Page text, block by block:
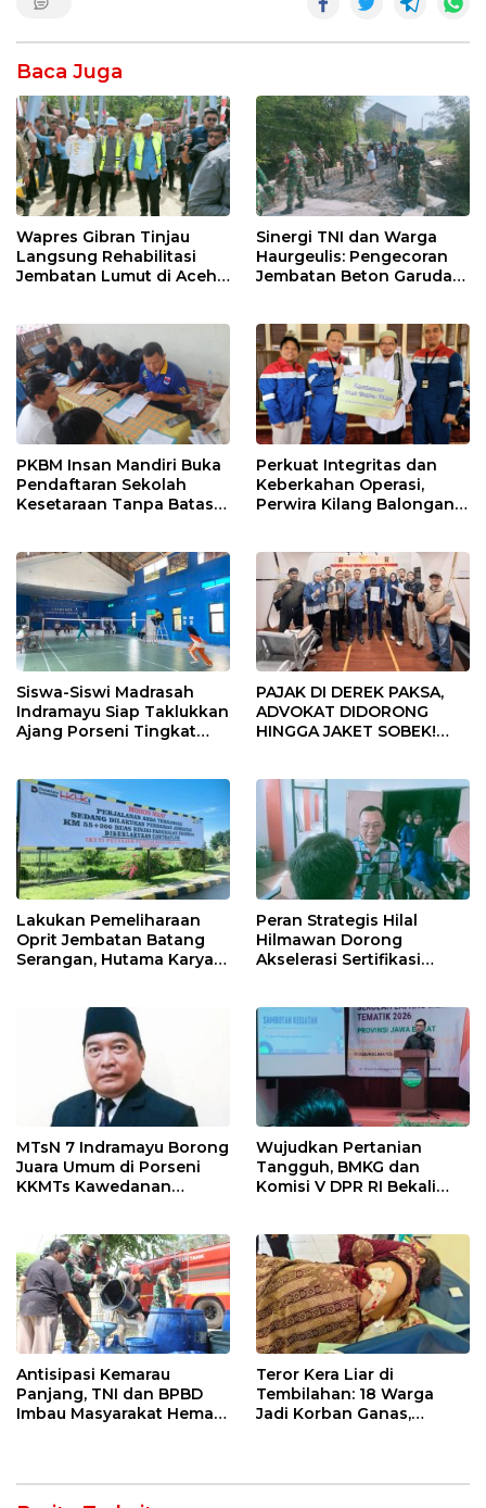
Baca Juga
Wapres Gibran Tinjau
Langsung Rehabilitasi
Jembatan Lumut di Aceh
Sinergi TNI dan Warga
Haurgeulis: Pengecoran
Jembatan Beton Garuda
PKBM Insan Mandiri Buka
Pendaftaran Sekolah
Kesetaraan Tanpa Batas
Perkuat Integritas dan
Keberkahan Operasi,
Perwira Kilang Balongan
Siswa-Siswi Madrasah
Indramayu Siap Taklukkan
Ajang Porseni Tingkat
PAJAK DI DEREK PAKSA,
ADVOKAT DIDORONG
HINGGA JAKET SOBEK!
Pekanbaru!
Lakukan Pemeliharaan
Oprit Jembatan Batang
Serangan, Hutama Karya
Peran Strategis Hilal
Hilmawan Dorong
Akselerasi Sertifikasi
Indramayu
MTsN 7 Indramayu Borong
Juara Umum di Porseni
KKMTs Kawedanan
Wujudkan Pertanian
Tangguh, BMKG dan
Komisi V DPR RI Bekali
Antisipasi Kemarau
Panjang, TNI dan BPBD
Imbau Masyarakat Hemat
Teror Kera Liar di
Tembilahan: 18 Warga
Jadi Korban Ganas,